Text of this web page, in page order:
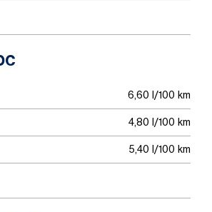
6,60 l/100 km
4,80 l/100 km
5,40 l/100 km